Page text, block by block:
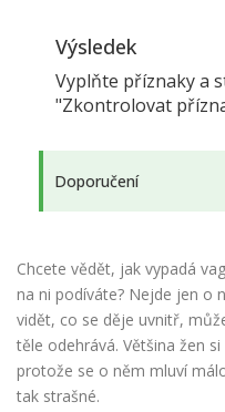
Výsledek
Vyplňte příznaky a
"Zkontrolovat
Doporučení
Chcete vědět, jak vypadá
na ni podíváte? Nejde jen o
vidět, co se děje uvnitř,
těle odehrává. Většina žen
protože se o něm mluví
tak strašné.